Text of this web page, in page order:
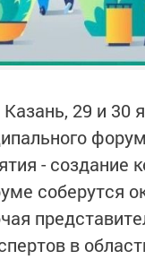
29 и
- создание
соберутся
в